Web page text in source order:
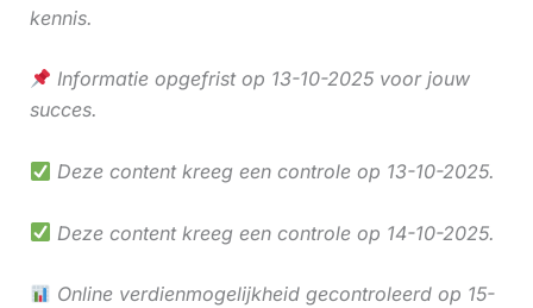
kennis.
Informatie opgefrist op 13-10-2025 voor jouw
succes.
Deze content kreeg een controle op 13-10-2025.
Deze content kreeg een controle op 14-10-2025.
Online verdienmogelijkheid gecontroleerd op 15-